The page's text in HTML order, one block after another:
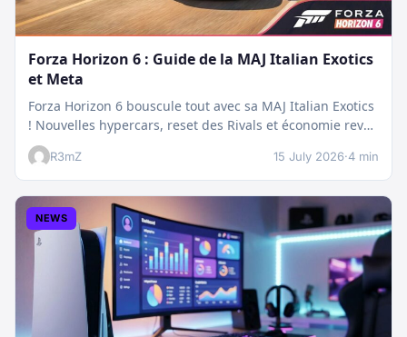
Forza Horizon 6 : Guide de la MAJ Italian Exotics
et Meta
Forza Horizon 6 bouscule tout avec sa MAJ Italian Exotics
! Nouvelles hypercars, reset des Rivals et économie revue
:…
R3mZ 15 July 2026·4 min
NEWS